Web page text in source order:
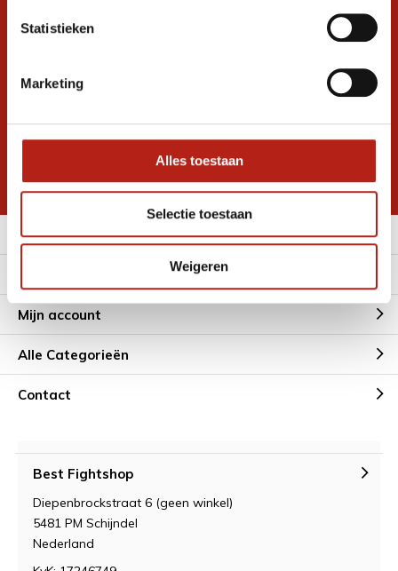
Statistieken
Marketing
Alles toestaan
Selectie toestaan
Weigeren
Ontvang de nieuwste aanbiedingen en
Inschrijven voor
* Lees hier de wettelijke beperkingen
Meer informatie
Mijn account
Alle Categorieën
Contact
Best Fightshop
Diepenbrockstraat 6 (geen winkel)
5481 PM Schijndel
Nederland